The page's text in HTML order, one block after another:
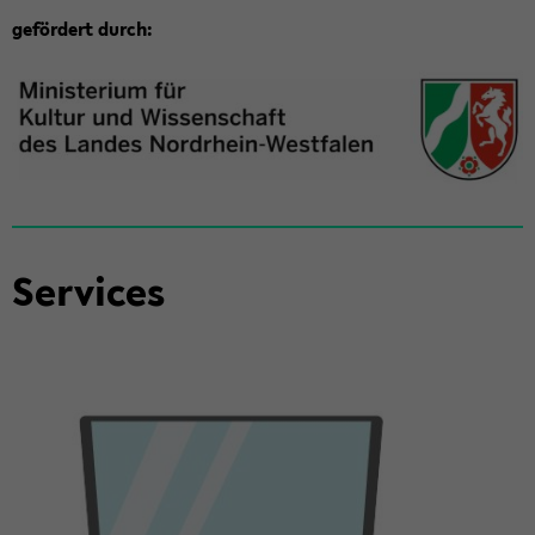
ge­för­dert durch:
Ser­vices